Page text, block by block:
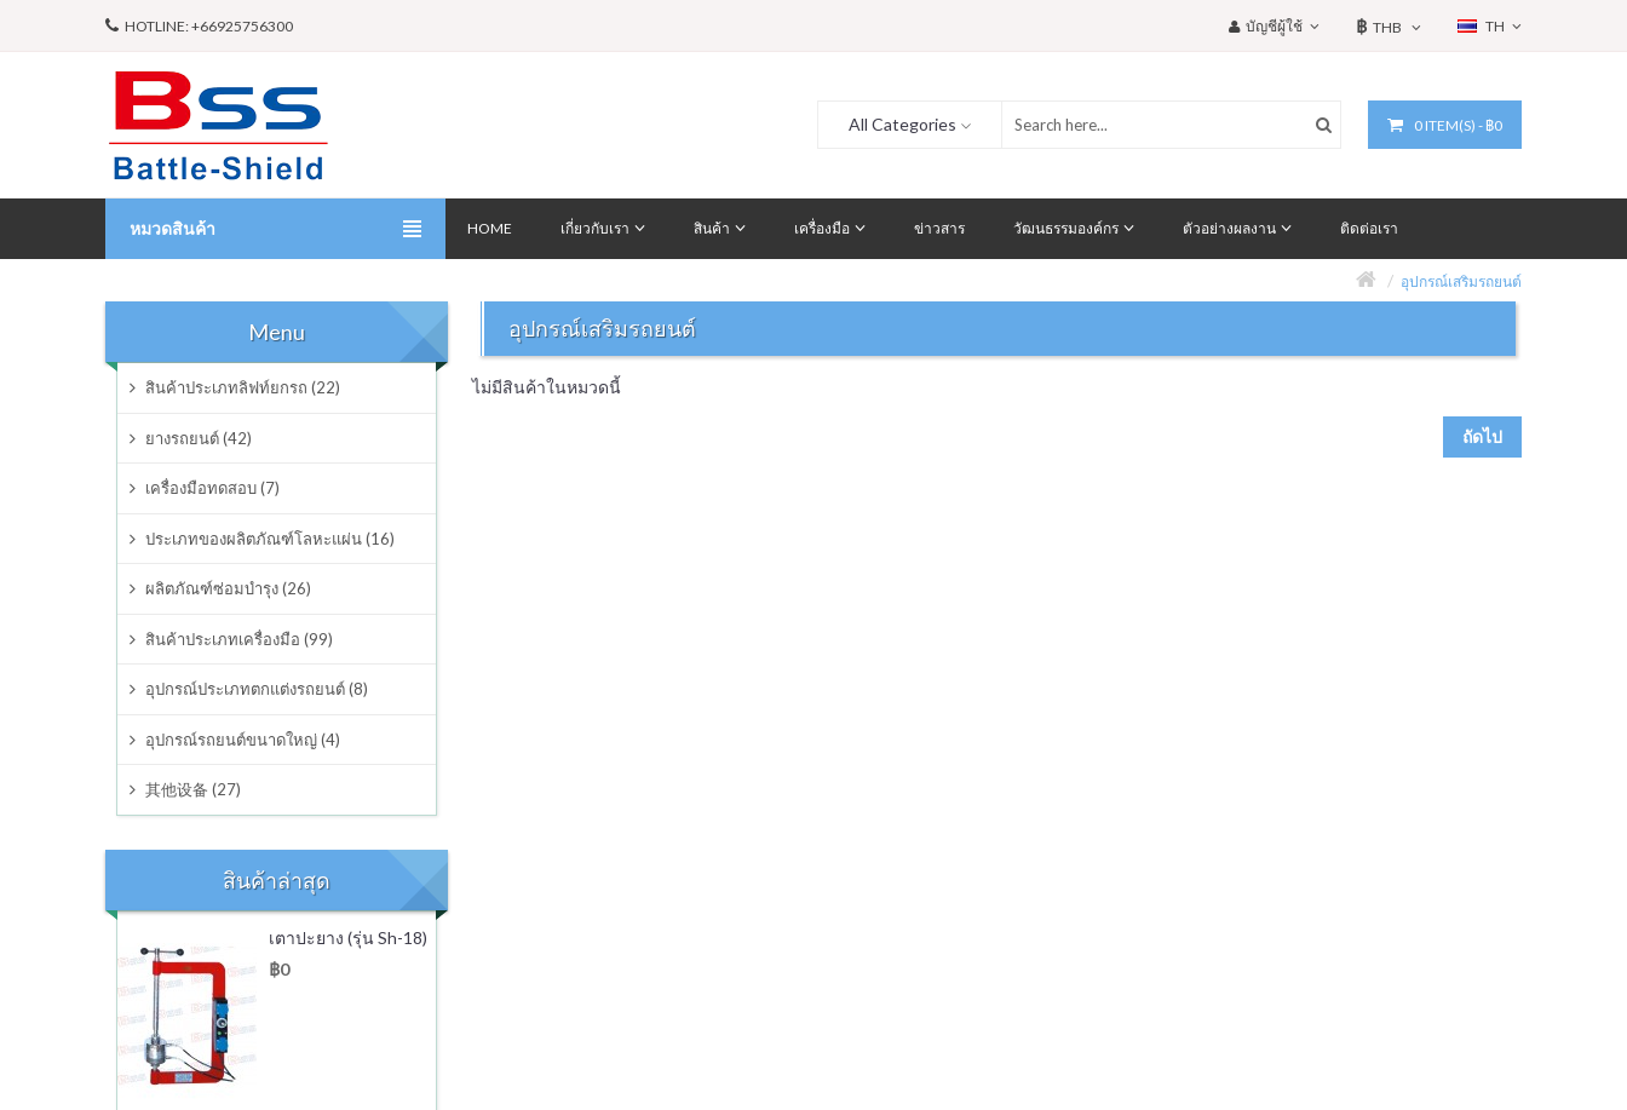
HOTLINE: +66925756300 TH
฿ THB
บัญชีผู้ใช้
0 ITEM(S) - ฿0
All Categories
HOME เกี่ยวกับเรา สินค้า เครื่องมือ ข่าวสาร วัฒนธรรมองค์กร ตัวอย่างผลงาน ติดต่อเรา
หมวดสินค้า
อุปกรณ์ต่างๆ
อุปกรณ์ประเภทตกแต่งรถยนต์
อุปกรณ์รถยนต์ขนาดใหญ่
อุปกรณ์เสริมรถยนต์
Menu
สินค้าประเภทลิฟท์ยกรถ (22)
ยางรถยนต์ (42)
เครื่องมือทดสอบ (7)
ประเภทของผลิตภัณฑ์โลหะแผ่น (16)
ผลิตภัณฑ์ซ่อมบำรุง (26)
สินค้าประเภทเครื่องมือ (99)
อุปกรณ์ประเภทตกแต่งรถยนต์ (8)
อุปกรณ์รถยนต์ขนาดใหญ่ (4)
其他设备 (27)
สินค้าล่าสุด
เตาปะยาง (รุ่น Sh-18)
฿0
อุปกรณ์เสริมรถยนต์
ไม่มีสินค้าในหมวดนี้
ถัดไป